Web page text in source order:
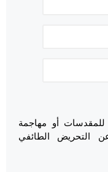
أو مهاجمة
عن التحريض الطائفي